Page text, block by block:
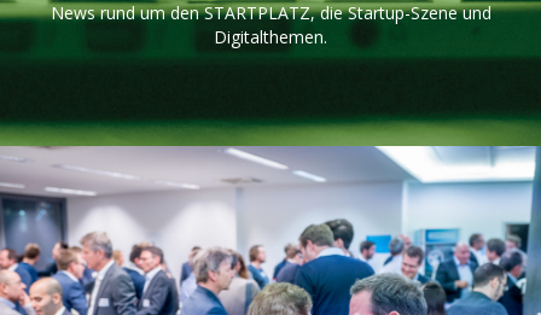
News rund um den STARTPLATZ, die Startup-Szene und
Digitalthemen.